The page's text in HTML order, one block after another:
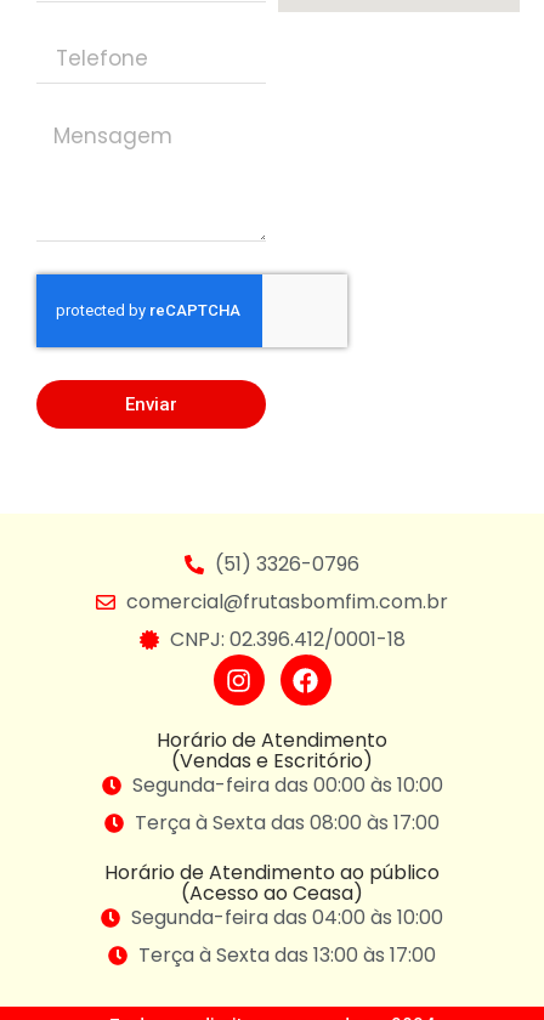
Enviar
(51) 3326-0796
comercial@frutasbomfim.com.br
CNPJ: 02.396.412/0001-18
Horário de Atendimento
(Vendas e Escritório)
Segunda-feira das 00:00 às 10:00
Terça à Sexta das 08:00 às 17:00
Horário de Atendimento ao público
(Acesso ao Ceasa)
Segunda-feira das 04:00 às 10:00
Terça à Sexta das 13:00 às 17:00